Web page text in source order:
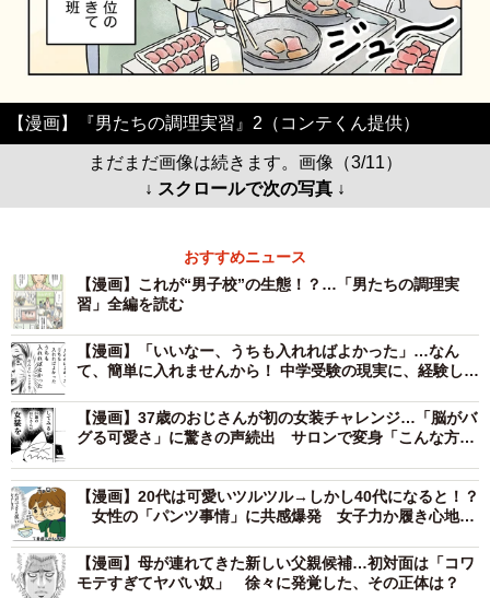
【漫画】『男たちの調理実習』2（コンテくん提供）
まだまだ画像は続きます。画像（3/11）
↓ スクロールで次の写真 ↓
おすすめニュース
【漫画】これが“男子校”の生態！？…「男たちの調理実
習」全編を読む
【漫画】「いいなー、うちも入れればよかった」…なん
て、簡単に入れませんから！ 中学受験の現実に、経験した
【漫画】37歳のおじさんが初の女装チャレンジ…「脳がバ
グる可愛さ」に驚きの声続出 サロンで変身「こんな方法
【漫画】20代は可愛いツルツル→しかし40代になると！？
女性の「パンツ事情」に共感爆発 女子力か履き心地
【漫画】母が連れてきた新しい父親候補…初対面は「コワ
モテすぎてヤバい奴」 徐々に発覚した、その正体は？